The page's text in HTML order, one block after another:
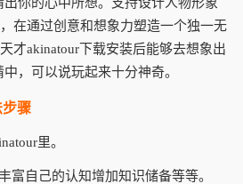
在通过创意和想象力塑造一个独一无
才akinatour下载安装后能够去想象出
，可以说玩起来十分神奇。
步骤
里。
富自己的认知增加知识储备等等。